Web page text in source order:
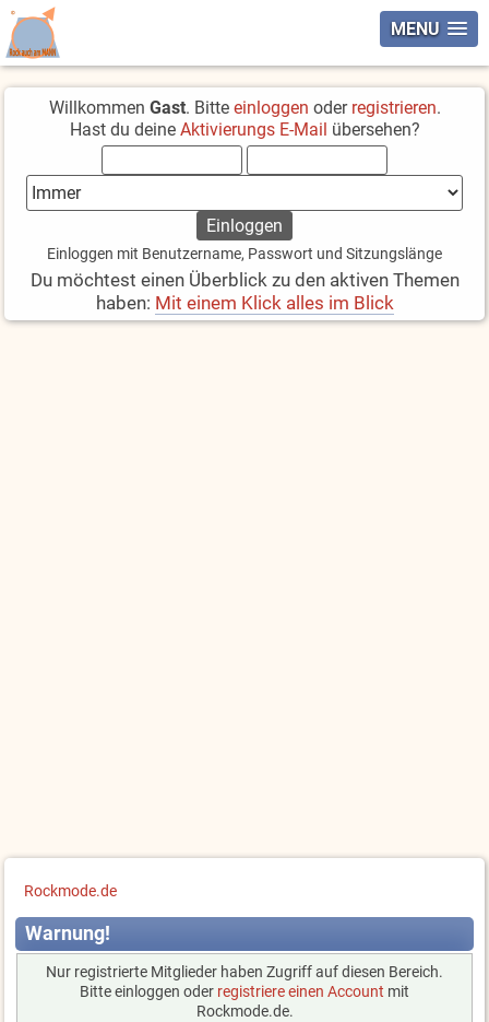
MENU
Willkommen Gast. Bitte einloggen oder registrieren.
Hast du deine Aktivierungs E-Mail übersehen?
Einloggen mit Benutzername, Passwort und Sitzungslänge
Du möchtest einen Überblick zu den aktiven Themen
haben: Mit einem Klick alles im Blick
Rockmode.de
Warnung!
Nur registrierte Mitglieder haben Zugriff auf diesen Bereich.
Bitte einloggen oder registriere einen Account mit
Rockmode.de.